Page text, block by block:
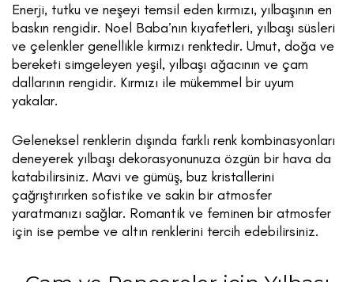
Enerji, tutku ve neşeyi temsil eden kırmızı, yılbaşının en
baskın rengidir. Noel Baba’nın kıyafetleri, yılbaşı süsleri
ve çelenkler genellikle kırmızı renktedir. Umut, doğa ve
bereketi simgeleyen yeşil, yılbaşı ağacının ve çam
dallarının rengidir. Kırmızı ile mükemmel bir uyum
yakalar.
Geleneksel renklerin dışında farklı renk kombinasyonları
deneyerek yılbaşı dekorasyonunuza özgün bir hava da
katabilirsiniz. Mavi ve gümüş, buz kristallerini
çağrıştırırken sofistike ve sakin bir atmosfer
yaratmanızı sağlar. Romantik ve feminen bir atmosfer
için ise pembe ve altın renklerini tercih edebilirsiniz.